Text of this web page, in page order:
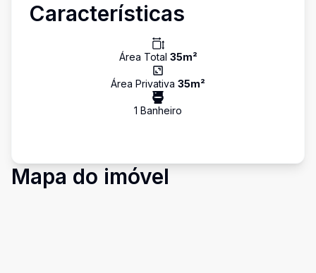
Características
Área Total 35m²
Área Privativa 35m²
1 Banheiro
Mapa do imóvel